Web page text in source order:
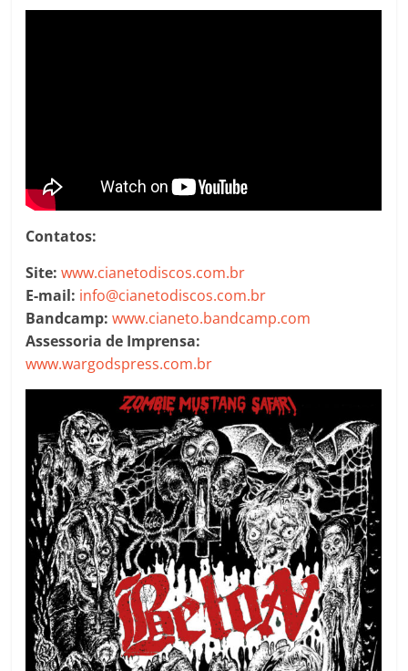
Contatos:
Site:www.cianetodiscos.com.br
E-mail: info@cianetodiscos.com.br
Bandcamp: www.cianeto.bandcamp.com
Assessoria de Imprensa:
www.wargodspress.com.br